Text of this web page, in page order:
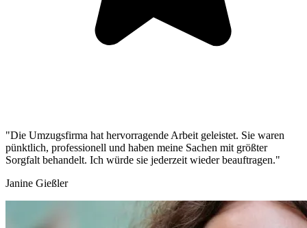
"Die Umzugsfirma hat hervorragende Arbeit geleistet. Sie waren
pünktlich, professionell und haben meine Sachen mit größter
Sorgfalt behandelt. Ich würde sie jederzeit wieder beauftragen."
Janine Gießler